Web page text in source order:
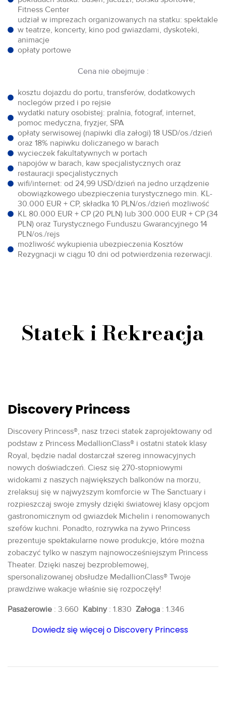
Fitness Center
udział w imprezach organizowanych na statku: spektakle
w teatrze, koncerty, kino pod gwiazdami, dyskoteki,
animacje
opłaty portowe
Cena nie obejmuje :
kosztu dojazdu do portu, transferów, dodatkowych
noclegów przed i po rejsie
wydatki natury osobistej: pralnia, fotograf, internet,
pomoc medyczna, fryzjer, SPA
opłaty serwisowej (napiwki dla załogi) 18 USD/os./dzień
oraz 18% napiwku doliczanego w barach
wycieczek fakultatywnych w portach
napojów w barach, kaw specjalistycznych oraz
restauracji specjalistycznych
wifi/internet: od 24,99 USD/dzień na jedno urządzenie
obowiązkowego ubezpieczenia turystycznego min. KL-
30.000 EUR + CP, składka 10 PLN/os./dzień możliwość
KL 80.000 EUR + CP (20 PLN) lub 300.000 EUR + CP (34
PLN) oraz Turystycznego Funduszu Gwarancyjnego 14
PLN/os./rejs
możliwość wykupienia ubezpieczenia Kosztów
Rezygnacji w ciągu 10 dni od potwierdzenia rezerwacji.
Statek i Rekreacja
Discovery Princess
Discovery Princess®, nasz trzeci statek zaprojektowany od
podstaw z Princess MedallionClass® i ostatni statek klasy
Royal, będzie nadal dostarczał szereg innowacyjnych
nowych doświadczeń. Ciesz się 270-stopniowymi
widokami z naszych największych balkonów na morzu,
zrelaksuj się w najwyższym komforcie w The Sanctuary i
rozpieszczaj swoje zmysły dzięki światowej klasy opcjom
gastronomicznym od gwiazdek Michelin i renomowanych
szefów kuchni. Ponadto, rozrywka na żywo Princess
prezentuje spektakularne nowe produkcje, które można
zobaczyć tylko w naszym najnowocześniejszym Princess
Theater. Dzięki naszej bezproblemowej,
spersonalizowanej obsłudze MedallionClass® Twoje
prawdziwe wakacje właśnie się rozpoczęły!
Pasażerowie : 3.660 Kabiny: 1.830 Załoga : 1.346
Dowiedz się więcej o Discovery Princess